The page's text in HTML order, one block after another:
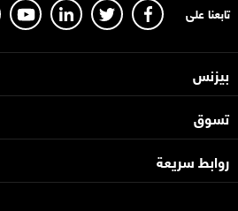
تابعنا على
بيزنس
تسوق
روابط سريعة